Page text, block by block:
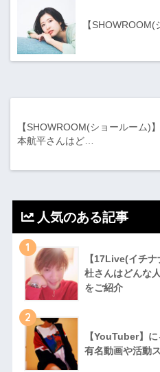
【
【SHOWROOM(ショールーム)
本航平さんはど…
人気のある記事
1
【17Live(イチ
杜さんはどんな
をご紹介
2
【YouTuber】
有名動画や活動